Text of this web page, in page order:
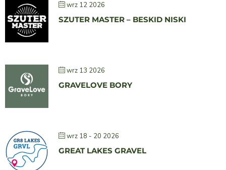
wrz 12 2026
SZUTER MASTER – BESKID NISKI
wrz 13 2026
GRAVELOVE BORY
wrz 18 - 20 2026
GREAT LAKES GRAVEL